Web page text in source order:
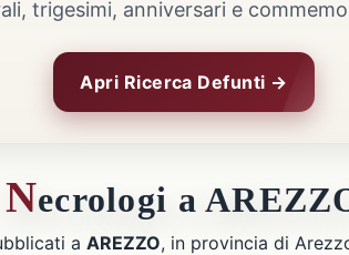
trigesimi, anniversari e
Apri Ricerca Defunti →
Necrologi a
a AREZZO, in provincia di